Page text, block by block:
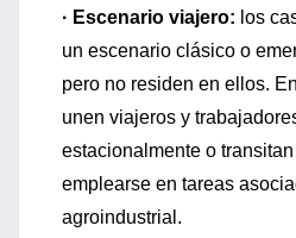
· Escenario viajero: los
un escenario clásico o
pero no residen en ellos.
unen viajeros y
estacionalmente o
emplearse en tareas
agroindustrial.